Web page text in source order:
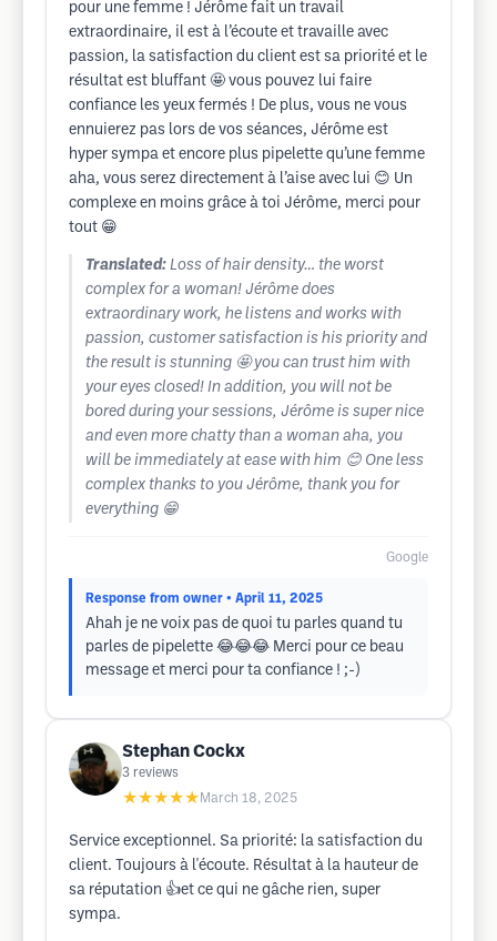
pour une femme ! Jérôme fait un travail
extraordinaire, il est à l’écoute et travaille avec
passion, la satisfaction du client est sa priorité et le
résultat est bluffant 🤩 vous pouvez lui faire
confiance les yeux fermés ! De plus, vous ne vous
ennuierez pas lors de vos séances, Jérôme est
hyper sympa et encore plus pipelette qu’une femme
aha, vous serez directement à l’aise avec lui 😊 Un
complexe en moins grâce à toi Jérôme, merci pour
tout 😁
Translated: Loss of hair density… the worst
complex for a woman! Jérôme does
extraordinary work, he listens and works with
passion, customer satisfaction is his priority and
the result is stunning 🤩 you can trust him with
your eyes closed! In addition, you will not be
bored during your sessions, Jérôme is super nice
and even more chatty than a woman aha, you
will be immediately at ease with him 😊 One less
complex thanks to you Jérôme, thank you for
everything 😁
Google
Response from owner • April 11, 2025
Ahah je ne voix pas de quoi tu parles quand tu
parles de pipelette 😂😂😂 Merci pour ce beau
message et merci pour ta confiance ! ;-)
Stephan Cockx
3 reviews
★★★★★ March 18, 2025
Service exceptionnel. Sa priorité: la satisfaction du
client. Toujours à l'écoute. Résultat à la hauteur de
sa réputation 👍et ce qui ne gâche rien, super
sympa.